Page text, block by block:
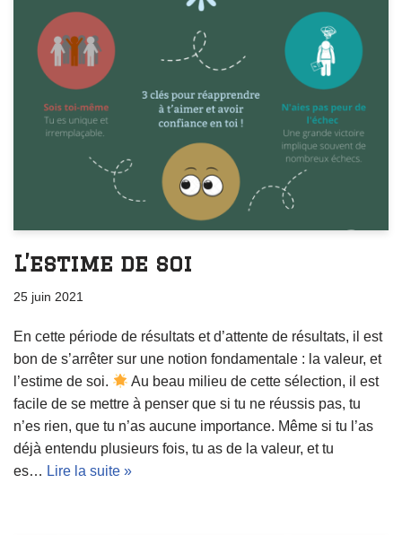
L’estime de soi
25 juin 2021
En cette période de résultats et d’attente de résultats, il est
bon de s’arrêter sur une notion fondamentale : la valeur, et
l’estime de soi.
Au beau milieu de cette sélection, il est
facile de se mettre à penser que si tu ne réussis pas, tu
n’es rien, que tu n’as aucune importance. Même si tu l’as
déjà entendu plusieurs fois, tu as de la valeur, et tu
es… Lire la suite »